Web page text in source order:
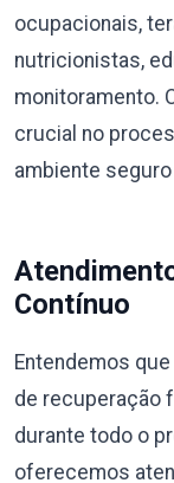
ocupacionais,
nutricionistas,
monitoramento.
crucial no
ambiente
Contínuo
Entendemos
de recuperação
durante todo o
oferecemos